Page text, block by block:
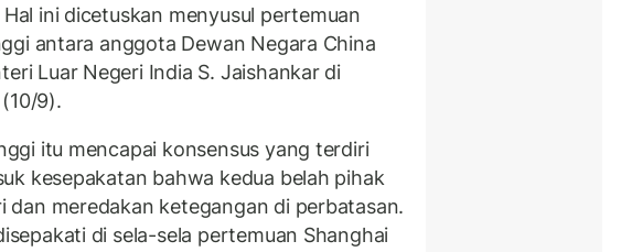
ini dicetuskan menyusul pertemuan
antara anggota Dewan Negara China
Luar Negeri India S. Jaishankar di
9).
itu mencapai konsensus yang terdiri
kesepakatan bahwa kedua belah pihak
dan meredakan ketegangan di perbatasan.
di sela-sela pertemuan Shanghai